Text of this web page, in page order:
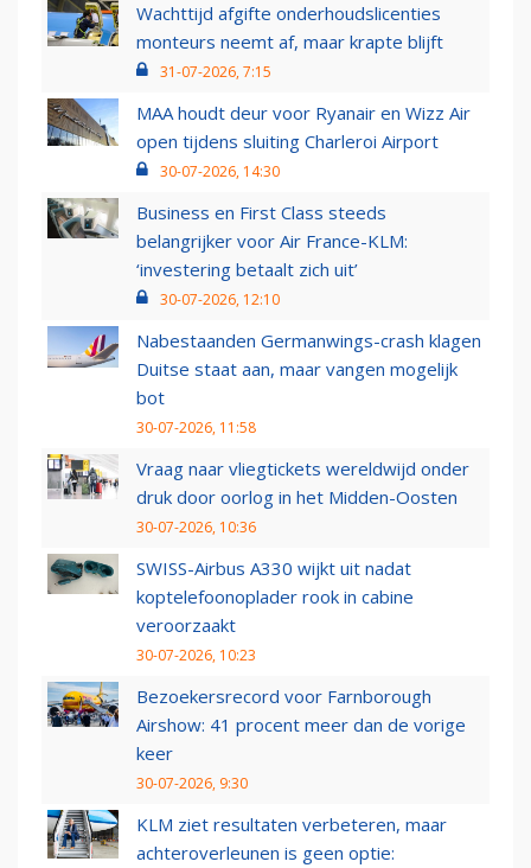
Wachttijd afgifte onderhoudslicenties
monteurs neemt af, maar krapte blijft
31-07-2026, 7:15
MAA houdt deur voor Ryanair en Wizz Air
open tijdens sluiting Charleroi Airport
30-07-2026, 14:30
Business en First Class steeds
belangrijker voor Air France-KLM:
‘investering betaalt zich uit’
30-07-2026, 12:10
Nabestaanden Germanwings-crash klagen
Duitse staat aan, maar vangen mogelijk
bot
30-07-2026, 11:58
Vraag naar vliegtickets wereldwijd onder
druk door oorlog in het Midden-Oosten
30-07-2026, 10:36
SWISS-Airbus A330 wijkt uit nadat
koptelefoonoplader rook in cabine
veroorzaakt
30-07-2026, 10:23
Bezoekersrecord voor Farnborough
Airshow: 41 procent meer dan de vorige
keer
30-07-2026, 9:30
KLM ziet resultaten verbeteren, maar
achteroverleunen is geen optie: